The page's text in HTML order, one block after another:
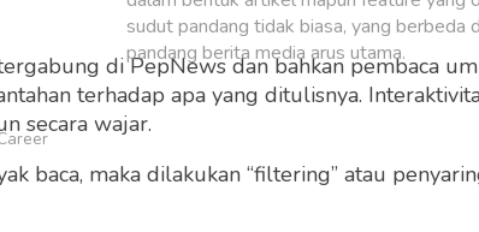
di PepNews dan bahkan pembaca
terhadap apa yang ditulisnya.
secara wajar.
baca, maka dilakukan “filtering” atau
sudut pandang tidak biasa, yang berbeda
pandang berita media arus utama.